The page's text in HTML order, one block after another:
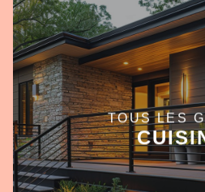
TOUS LES
EN